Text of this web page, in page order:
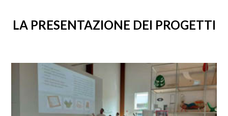
LA PRESENTAZIONE DEI PROGETTI